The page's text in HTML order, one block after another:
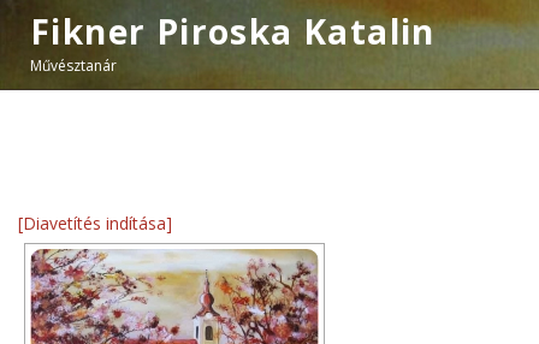
Fikner Piroska Katalin
Művésztanár
[Diavetítés indítása]